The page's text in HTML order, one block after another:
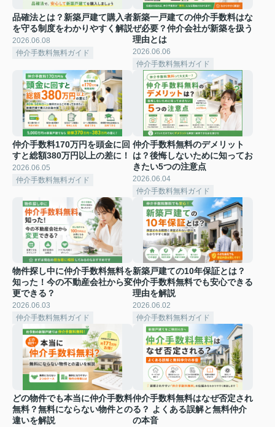
品確法とは？新築戸建て購入者
を守る制度をわかりやすく解説
2026.06.08
仲介手数料無料ガイド
新築一戸建ての仲介手数料はな
ぜ必要？仲介会社が新築を扱う
理由とは
2026.06.06
仲介手数料無料ガイド
仲介手数料170万円を頭金に回
すと総額380万円以上の差に！
2026.06.05
仲介手数料無料ガイド
仲介手数料無料のデメリット
は？後悔しないために知ってお
きたい5つの注意点
2026.06.04
仲介手数料無料ガイド
物件探し中に仲介手数料無料を
知った！今の不動産会社から変
更できる？
2026.06.03
仲介手数料無料ガイド
新築戸建ての10年保証とは？
仲介手数料無料でも安心できる
理由を解説
2026.06.02
仲介手数料無料ガイド
どの物件でも本当に仲介手数料
無料？無料にならない物件との
違いを解説
仲介手数料無料はなぜ否定され
る？ よくある誤解と無料仲介
の本音